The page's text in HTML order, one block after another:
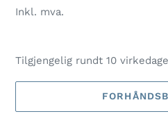
pris
Inkl. mva.
Tilgjengelig rundt 10